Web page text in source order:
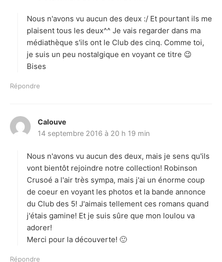
:
Nous n'avons vu aucun des deux :/ Et pourtant ils me
plaisent tous les deux^^ Je vais regarder dans ma
médiathèque s'ils ont le Club des cinq. Comme toi,
je suis un peu nostalgique en voyant ce titre 😉
Bises
Répondre
Calouve
i
:
14 septembre 2016 à 20 h 19 min
Nous n'avons vu aucun des deux, mais je sens qu'ils
vont bientôt rejoindre notre collection! Robinson
Crusoé a l'air très sympa, mais j'ai un énorme coup
de coeur en voyant les photos et la bande annonce
du Club des 5! J'aimais tellement ces romans quand
j'étais gamine! Et je suis sûre que mon loulou va
adorer!
Merci pour la découverte! 🙂
Répondre